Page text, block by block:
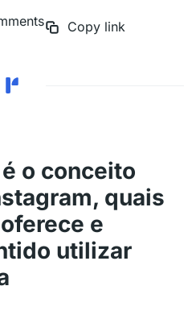
Copy link
o conceito
quais
e
utilizar